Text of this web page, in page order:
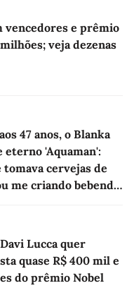
vencedores e prêmio
veja dezenas
47 anos, o Blanka
'Aquaman':
cervejas de
me criando bebendo
Lucca quer
quase R$ 400 mil e
do prêmio Nobel